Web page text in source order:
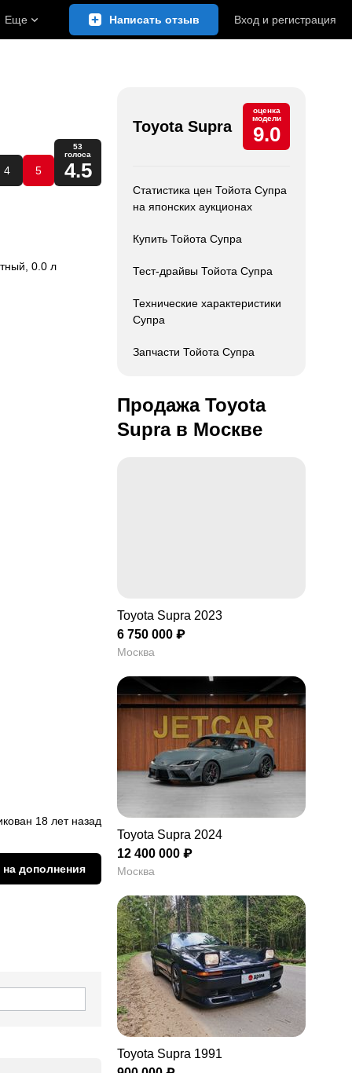
Еще Написать отзыв Вход и регистрация
4 5
53
голоса
4.5
0.0 л
18 лет назад
дополнения
Toyota Supra
оценка
модели
9.0
Статистика цен Тойота Супра
на японских аукционах
Купить Тойота Супра
Тест-драйвы Тойота Супра
Технические характеристики
Супра
Запчасти Тойота Супра
Продажа Toyota
Supra в Москве
Toyota Supra 2023
6 750 000 ₽
Москва
Toyota Supra 2024
12 400 000 ₽
Москва
Toyota Supra 1991